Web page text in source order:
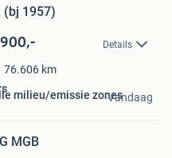
(bj 1957)
Details
76.606 km
milieu/emissie zonesVandaag
MGB